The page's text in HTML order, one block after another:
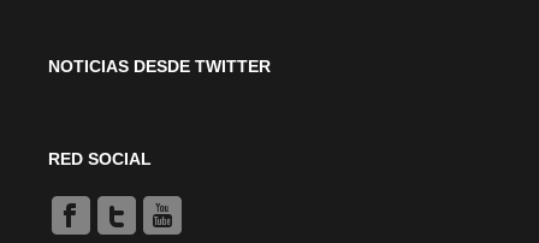
NOTICIAS DESDE TWITTER
RED SOCIAL